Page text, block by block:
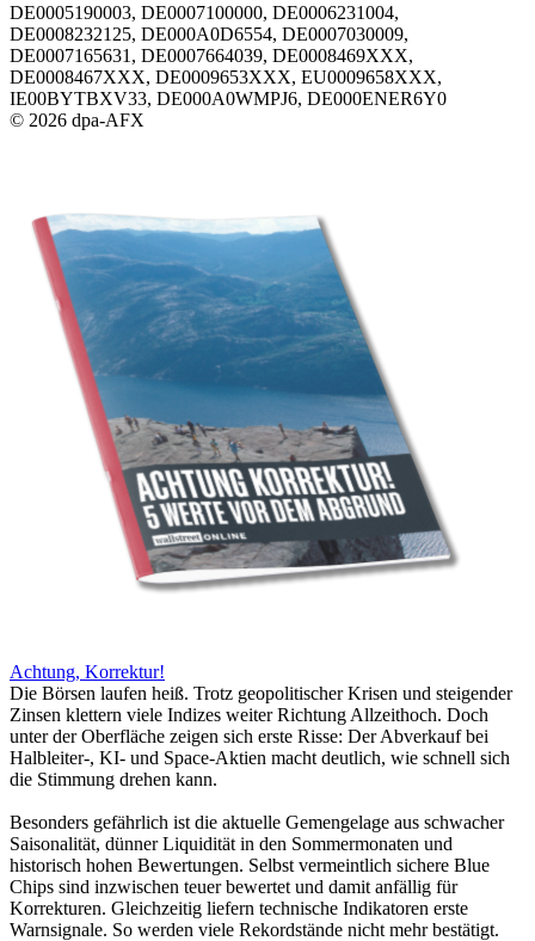
DE0005190003, DE0007100000, DE0006231004,
DE0008232125, DE000A0D6554, DE0007030009,
DE0007165631, DE0007664039, DE0008469XXX,
DE0008467XXX, DE0009653XXX, EU0009658XXX,
IE00BYTBXV33, DE000A0WMPJ6, DE000ENER6Y0
© 2026 dpa-AFX
Achtung, Korrektur!
Die Börsen laufen heiß. Trotz geopolitischer Krisen und steigender
Zinsen klettern viele Indizes weiter Richtung Allzeithoch. Doch
unter der Oberfläche zeigen sich erste Risse: Der Abverkauf bei
Halbleiter-, KI- und Space-Aktien macht deutlich, wie schnell sich
die Stimmung drehen kann.
Besonders gefährlich ist die aktuelle Gemengelage aus schwacher
Saisonalität, dünner Liquidität in den Sommermonaten und
historisch hohen Bewertungen. Selbst vermeintlich sichere Blue
Chips sind inzwischen teuer bewertet und damit anfällig für
Korrekturen. Gleichzeitig liefern technische Indikatoren erste
Warnsignale. So werden viele Rekordstände nicht mehr bestätigt.